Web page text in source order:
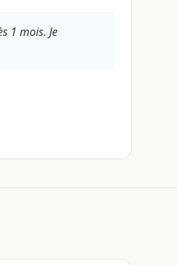
1 mois. Je